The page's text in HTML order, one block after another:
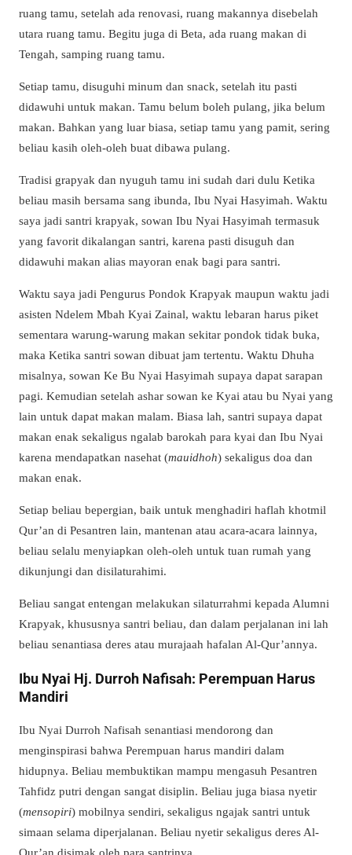
ruang tamu, setelah ada renovasi, ruang makannya disebelah
utara ruang tamu. Begitu juga di Beta, ada ruang makan di
Tengah, samping ruang tamu.
Setiap tamu, disuguhi minum dan snack, setelah itu pasti
didawuhi untuk makan. Tamu belum boleh pulang, jika belum
makan. Bahkan yang luar biasa, setiap tamu yang pamit, sering
beliau kasih oleh-oleh buat dibawa pulang.
Tradisi grapyak dan nyuguh tamu ini sudah dari dulu Ketika
beliau masih bersama sang ibunda, Ibu Nyai Hasyimah. Waktu
saya jadi santri krapyak, sowan Ibu Nyai Hasyimah termasuk
yang favorit dikalangan santri, karena pasti disuguh dan
didawuhi makan alias mayoran enak bagi para santri.
Waktu saya jadi Pengurus Pondok Krapyak maupun waktu jadi
asisten Ndelem Mbah Kyai Zainal, waktu lebaran harus piket
sementara warung-warung makan sekitar pondok tidak buka,
maka Ketika santri sowan dibuat jam tertentu. Waktu Dhuha
misalnya, sowan Ke Bu Nyai Hasyimah supaya dapat sarapan
pagi. Kemudian setelah ashar sowan ke Kyai atau bu Nyai yang
lain untuk dapat makan malam. Biasa lah, santri supaya dapat
makan enak sekaligus ngalab barokah para kyai dan Ibu Nyai
karena mendapatkan nasehat (mauidhoh) sekaligus doa dan
makan enak.
Setiap beliau bepergian, baik untuk menghadiri haflah khotmil
Qur’an di Pesantren lain, mantenan atau acara-acara lainnya,
beliau selalu menyiapkan oleh-oleh untuk tuan rumah yang
dikunjungi dan disilaturahimi.
Beliau sangat entengan melakukan silaturrahmi kepada Alumni
Krapyak, khususnya santri beliau, dan dalam perjalanan ini lah
beliau senantiasa deres atau murajaah hafalan Al-Qur’annya.
Ibu Nyai Hj. Durroh Nafisah: Perempuan Harus
Mandiri
Ibu Nyai Durroh Nafisah senantiasi mendorong dan
menginspirasi bahwa Perempuan harus mandiri dalam
hidupnya. Beliau membuktikan mampu mengasuh Pesantren
Tahfidz putri dengan sangat disiplin. Beliau juga biasa nyetir
(mensopiri) mobilnya sendiri, sekaligus ngajak santri untuk
simaan selama diperjalanan. Beliau nyetir sekaligus deres Al-
Qur’an disimak oleh para santrinya.